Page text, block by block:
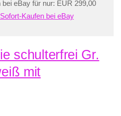
bei eBay für nur: EUR 299,00
Sofort-Kaufen bei eBay
schulterfrei Gr.
mit